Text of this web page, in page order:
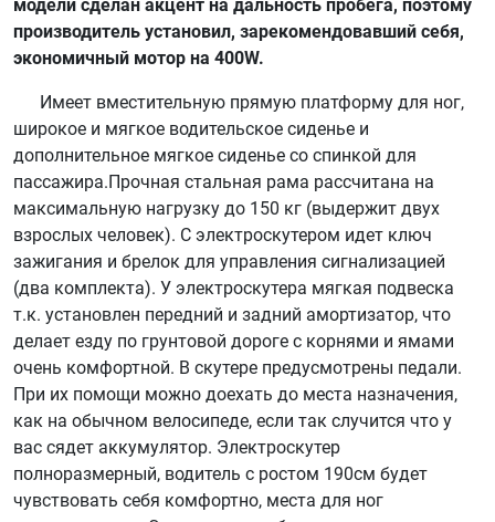
модели сделан акцент на дальность пробега, поэтому
производитель установил, зарекомендовавший себя,
экономичный мотор на 400W.
Имеет вместительную прямую платформу для ног,
широкое и мягкое водительское сиденье и
дополнительное мягкое сиденье со спинкой для
пассажира.Прочная стальная рама рассчитана на
максимальную нагрузку до 150 кг (выдержит двух
взрослых человек). С электроскутером идет ключ
зажигания и брелок для управления сигнализацией
(два комплекта). У электроскутера мягкая подвеска
т.к. установлен передний и задний амортизатор, что
делает езду по грунтовой дороге с корнями и ямами
очень комфортной. В скутере предусмотрены педали.
При их помощи можно доехать до места назначения,
как на обычном велосипеде, если так случится что у
вас сядет аккумулятор. Электроскутер
полноразмерный, водитель с ростом 190см будет
чувствовать себя комфортно, места для ног